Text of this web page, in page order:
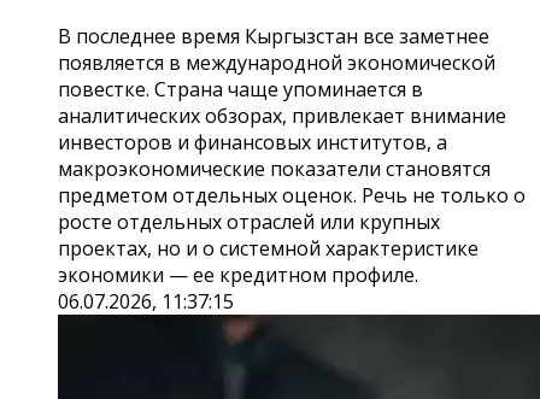
В последнее время Кыргызстан все заметнее
появляется в международной экономической
повестке. Страна чаще упоминается в
аналитических обзорах, привлекает внимание
инвесторов и финансовых институтов, а
макроэкономические показатели становятся
предметом отдельных оценок. Речь не только о
росте отдельных отраслей или крупных
проектах, но и о системной характеристике
экономики — ее кредитном профиле.
06.07.2026, 11:37:15